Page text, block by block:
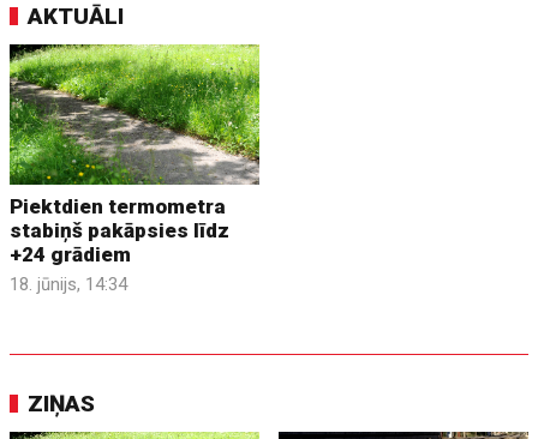
AKTUĀLI
Piektdien termometra
stabiņš pakāpsies līdz
+24 grādiem
18. jūnijs, 14:34
ZIŅAS